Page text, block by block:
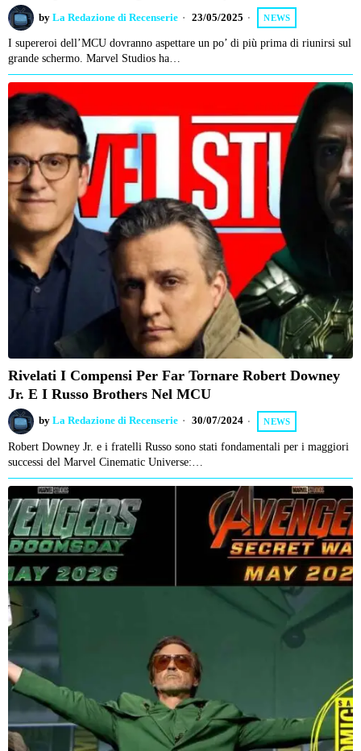
by La Redazione di Recenserie 23/05/2025 NEWS
I supereroi dell’MCU dovranno aspettare un po’ di più prima di riunirsi sul
grande schermo. Marvel Studios ha…
Rivelati I Compensi Per Far Tornare Robert Downey
Jr. E I Russo Brothers Nel MCU
by La Redazione di Recenserie 30/07/2024 NEWS
Robert Downey Jr. e i fratelli Russo sono stati fondamentali per i maggiori
successi del Marvel Cinematic Universe:…